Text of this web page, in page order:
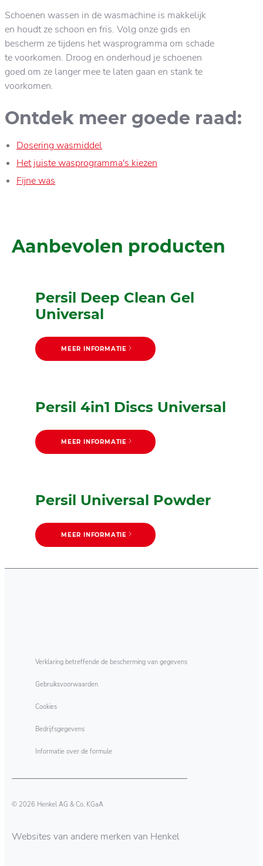
Schoenen wassen in de wasmachine is makkelijk
en houdt ze schoon en fris. Volg onze gids en
bescherm ze tijdens het wasprogramma om schade
te voorkomen. Droog en onderhoud je schoenen
goed om ze langer mee te laten gaan en stank te
voorkomen.
Ontdek meer goede raad:
Dosering wasmiddel
Het juiste wasprogramma's kiezen
Fijne was
Aanbevolen producten
Persil Deep Clean Gel
Universal
MEER INFORMATIE
Persil 4in1 Discs Universal
MEER INFORMATIE
Persil Universal Powder
MEER INFORMATIE
Verklaring betreffende de bescherming van gegevens
Gebruiksvoorwaarden
Cookies
Bedrijfsgegevens
Informatie over de formule
© 2026 Henkel AG & Co. KGaA
Websites van andere merken van Henkel